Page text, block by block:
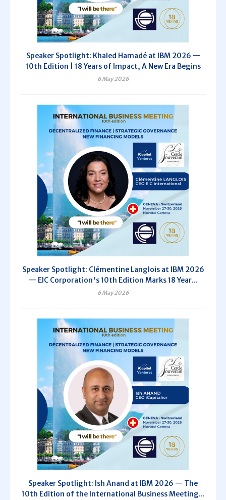
Speaker Spotlight: Khaled Hamadé at IBM 2026 —
10th Edition | 18 Years of Impact, A New Era Begins
6 May 2026
Speaker Spotlight: Clémentine Langlois at IBM 2026
— EIC Corporation's 10th Edition Marks 18 Year...
6 May 2026
Speaker Spotlight: Ish Anand at IBM 2026 — The
10th Edition of the International Business Meeting...